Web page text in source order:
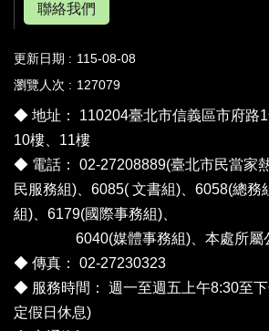
聯絡我們
更新日期
115-08-08
瀏覽人次
127079
◆ 地址： 110204臺北市信義區市府路1
10樓、11樓
◆ 電話： 02-27208889(臺北市民當家
民服務組)、6085( 文書組)、6058(總務
組)、6179(國際事務組)、
6040(媒體事務組)、 本處所屬
◆ 傳真： 02-27230323
◆ 服務時間： 週一至週五上午8:30至
定假日休息)